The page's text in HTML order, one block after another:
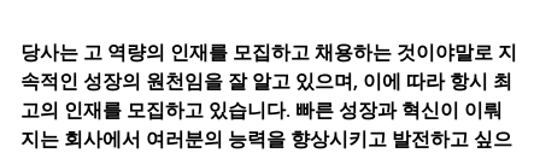
당사는 고 역량의 인재를 모집하고 채용하는 것이야말로 지
속적인 성장의 원천임을 잘 알고 있으며, 이에 따라 항시 최
고의 인재를 모집하고 있습니다. 빠른 성장과 혁신이 이뤄
지는 회사에서 여러분의 능력을 향상시키고 발전하고 싶으